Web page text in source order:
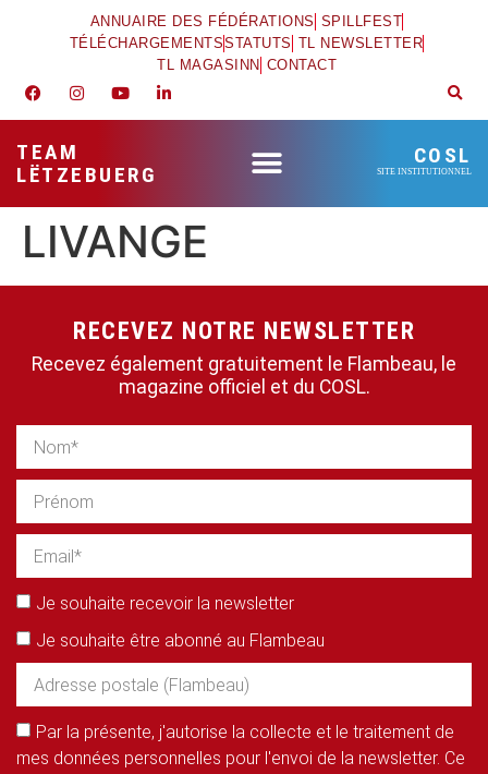
ANNUAIRE DES FÉDÉRATIONS SPILLFEST
TÉLÉCHARGEMENTSSTATUTS TL NEWSLETTER
TL MAGASINN CONTACT
TEAM
LËTZEBUERG
COSL
SITE INSTITUTIONNEL
LIVANGE
RECEVEZ NOTRE NEWSLETTER
Recevez également gratuitement le Flambeau, le
magazine officiel et du COSL.
Je souhaite recevoir la newsletter
Je souhaite être abonné au Flambeau
Par la présente, j'autorise la collecte et le traitement de
mes données personnelles pour l'envoi de la newsletter. Ce